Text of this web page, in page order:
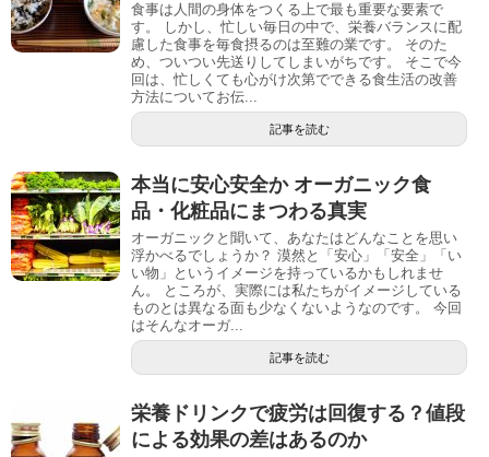
食事は人間の身体をつくる上で最も重要な要素で
す。 しかし、忙しい毎日の中で、栄養バランスに配
慮した食事を毎食摂るのは至難の業です。 そのた
め、ついつい先送りしてしまいがちです。 そこで今
回は、忙しくても心がけ次第でできる食生活の改善
方法についてお伝...
記事を読む
本当に安心安全か オーガニック食
品・化粧品にまつわる真実
オーガニックと聞いて、あなたはどんなことを思い
浮かべるでしょうか？ 漠然と「安心」「安全」「い
い物」というイメージを持っているかもしれませ
ん。 ところが、実際には私たちがイメージしている
ものとは異なる面も少なくないようなのです。 今回
はそんなオーガ...
記事を読む
栄養ドリンクで疲労は回復する？値段
による効果の差はあるのか